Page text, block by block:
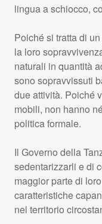
lingua a schiocco,
Poiché si tratta di
la loro
naturali in quantità
sono sopravvissuti
due attività. Poiché
mobili, non hanno
politica formale.
Il Governo della
sedentarizzarli e di
maggior parte di
caratteristiche
nel territorio